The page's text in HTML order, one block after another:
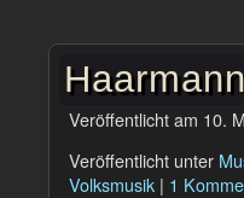
Veröffentlicht am 10.
Veröffentlicht unter
Volksmusik | 1